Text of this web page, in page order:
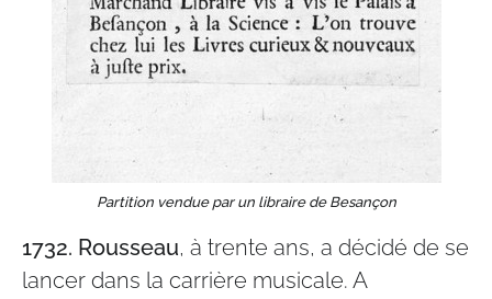
Partition vendue par un libraire de Besançon
1732. Rousseau, à trente ans, a décidé de se
lancer dans la carrière musicale. A